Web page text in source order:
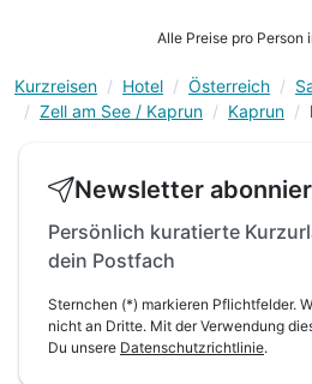
Alle Preise pro Person
Kurzreisen Hotel Österreich
Zell am See / Kaprun
Kaprun
Newsletter
Persönlich kuratierte
dein Postfach
Sternchen (*) markieren Pflichtfelder.
nicht an Dritte. Mit der Verwendung
Du unsere Datenschutzrichtlinie.